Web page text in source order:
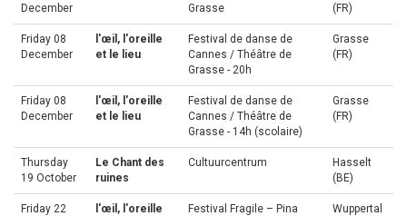
December
Grasse
(FR)
Friday 08
December
l'œil, l'oreille
et le lieu
Festival de danse de
Cannes / Théâtre de
Grasse - 20h
Grasse
(FR)
Friday 08
December
l'œil, l'oreille
et le lieu
Festival de danse de
Cannes / Théâtre de
Grasse - 14h (scolaire)
Grasse
(FR)
Thursday
19 October
Le Chant des
ruines
Cultuurcentrum
Hasselt
(BE)
Friday 22
l'œil, l'oreille
Festival Fragile – Pina
Wuppertal